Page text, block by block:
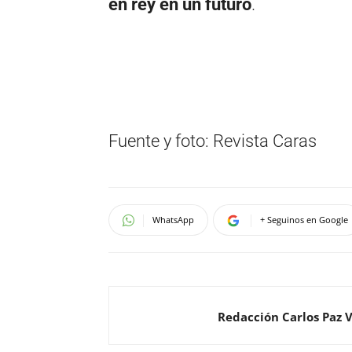
en rey en un futuro.
Fuente y foto: Revista Caras
WhatsApp + Seguinos en Google
Redacción Carlos Paz